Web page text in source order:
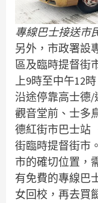
專線巴士接送市
另外，市政署設
區及臨時提督街
上9時至中午12
沿途停靠高士德/
觀音堂前、士多
德紅街市巴士站
街臨時提督街市
市的確切位置，
有免費的專線巴
女回校，再去買